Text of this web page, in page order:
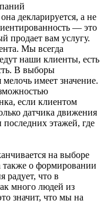
декларируется, а не
— это
продает вам услугу.
Мы всегда
наши клиенты, есть
В выборы
имеет значение.
если клиентом
датчика движения
этажей, где
на выборе
о формировании
что в
много людей из
значит, что мы на